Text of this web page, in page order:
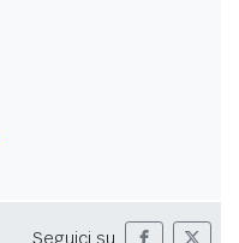
Seguici su